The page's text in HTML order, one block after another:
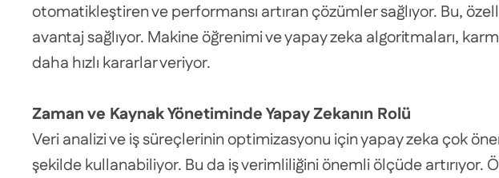
otomatikleştiren ve performansı artıran çözümler sağlıyor. Bu,
avantaj sağlıyor. Makine öğrenimi ve yapay zeka algoritmaları,
daha hızlı kararlar veriyor.
Zaman ve Kaynak Yönetiminde Yapay Zekanın Rolü
Veri analizi ve iş süreçlerinin optimizasyonu için yapay zeka çok
şekilde kullanabiliyor. Bu da iş verimliliğini önemli ölçüde